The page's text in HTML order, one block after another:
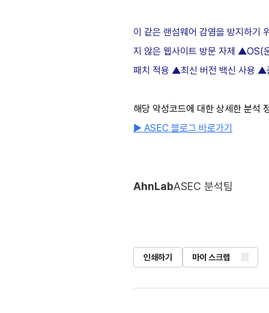
이 같은 랜섬웨어 감염을 방지하기
지 않은 웹사이트 방문 자제 ▲OS(
패치 적용 ▲최신 버전 백신 사용 ▲
해당 악성코드에 대한 상세한 분석
▶ ASEC 블로그 바로가기
AhnLabASEC 분석팀
인쇄하기 마이 스크랩